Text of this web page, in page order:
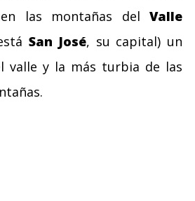
las montañas del Valle
San José, su capital) un
valle y la más turbia de las